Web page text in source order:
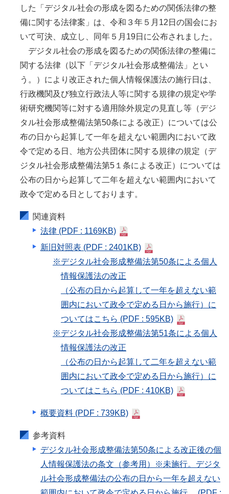
した「デジタル社会の形成を図るための関係法律の整
備に関する法律案」は、令和３年５月12日の国会にお
いて可決、成立し、同年５月19日に公布されました。
デジタル社会の形成を図るための関係法律の整備に
関する法律（以下「デジタル社会形成整備法」とい
う。）により改正された個人情報保護法の施行日は、
行政機関及び独立行政法人等に関する規律の規定や学
術研究機関等に対する適用除外規定の見直し等（デジ
タル社会形成整備法第50条による改正）については公
布の日から起算して一年を超えない範囲内において政
令で定める日、地方公共団体に関する規律の規定（デ
ジタル社会形成整備法第5１条による改正）については
公布の日から起算して二年を超えない範囲内において
政令で定める日としております。
関連資料
法律 (PDF : 1169KB)
新旧対照表 (PDF : 2401KB)
※デジタル社会形成整備法第50条による個人
情報保護法の改正
（公布の日から起算して一年を超えない範
囲内において政令で定める日から施行）に
ついてはこちら (PDF : 595KB)
※デジタル社会形成整備法第51条による個人
情報保護法の改正
（公布の日から起算して二年を超えない範
囲内において政令で定める日から施行）に
ついてはこちら (PDF : 410KB)
概要資料 (PDF : 739KB)
参考資料
デジタル社会形成整備法第50条による改正後の個
人情報保護法の条文（参考用）※未施行。デジタ
ル社会形成整備法の公布の日から一年を超えない